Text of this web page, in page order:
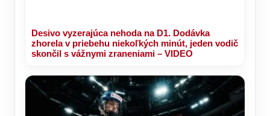
Desivo vyzerajúca nehoda na D1. Dodávka
zhorela v priebehu niekoľkých minút, jeden vodič
skončil s vážnymi zraneniami – VIDEO